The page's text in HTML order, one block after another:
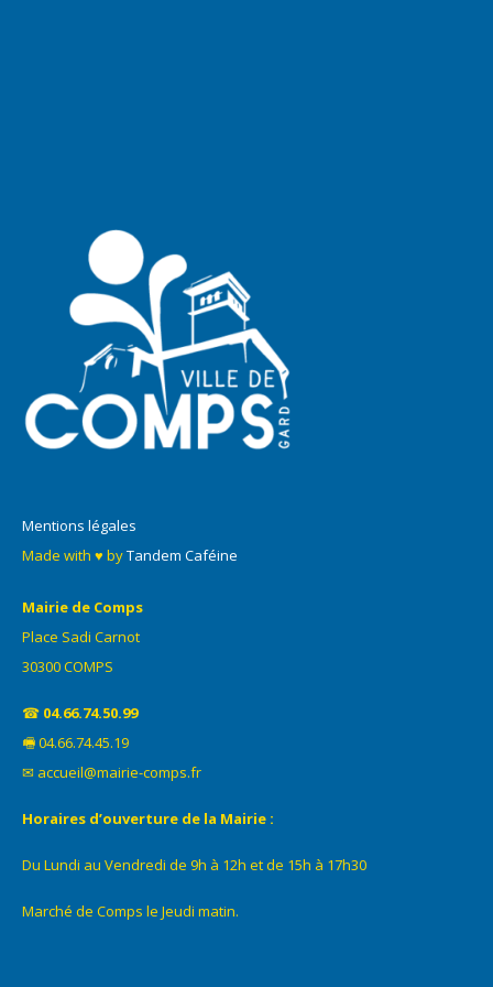
Mentions légales
Made with ♥ byTandem Caféine
Mairie de Comps
Place Sadi Carnot
30300 COMPS
☎ 04.66.74.50.99
🖷 04.66.74.45.19
✉ accueil@mairie-comps.fr
Horaires d’ouverture de la Mairie :
Du Lundi au Vendredi de 9h à 12h et de 15h à 17h30
Marché de Comps le Jeudi matin.